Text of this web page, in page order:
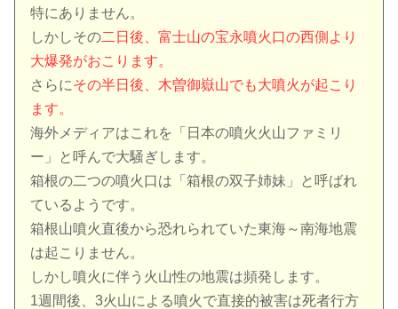
特にありません。
しかしその二日後、富士山の宝永噴火口の西側より
大爆発がおこります。
さらにその半日後、木曽御嶽山でも大噴火が起こり
ます。
海外メディアはこれを「日本の噴火火山ファミリ
ー」と呼んで大騒ぎします。
箱根の二つの噴火口は「箱根の双子姉妹」と呼ばれ
ているようです。
箱根山噴火直後から恐れられていた東海～南海地震
は起こりません。
しかし噴火に伴う火山性の地震は頻発します。
1週間後、3火山による噴火で直接的被害は死者行方